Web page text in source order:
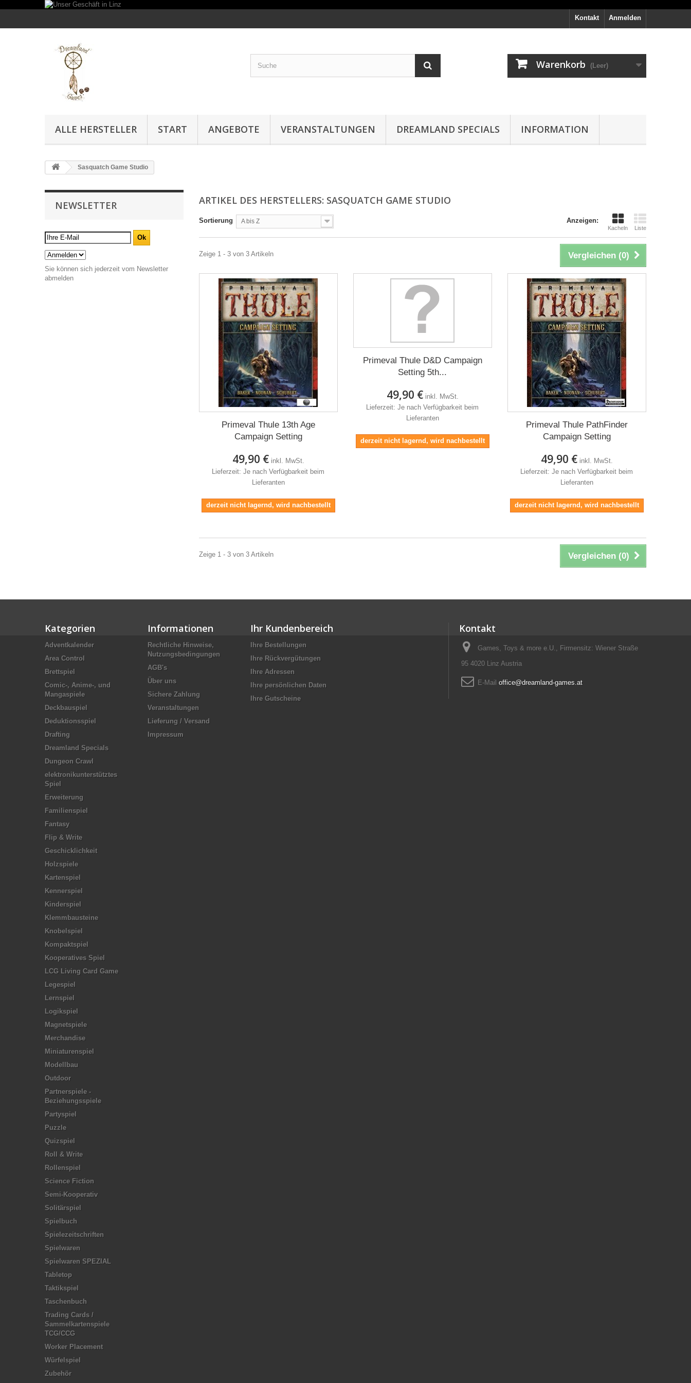
Anmelden
Kontakt
Warenkorb (Leer)
ALLE HERSTELLER START ANGEBOTE VERANSTALTUNGEN DREAMLAND SPECIALS INFORMATION
Sasquatch Game Studio
NEWSLETTER
Sie können sich jederzeit vom Newsletter
abmelden
ARTIKEL DES HERSTELLERS: SASQUATCH GAME STUDIO
Anzeigen:
Kacheln Liste
Sortierung A bis Z
Vergleichen (0)
Zeige 1 - 3 von 3 Artikeln
Primeval Thule 13th Age
Campaign Setting
49,90 € inkl. MwSt.
Lieferzeit: Je nach Verfügbarkeit beim
Lieferanten
derzeit nicht lagernd, wird nachbestellt
Primeval Thule D&D Campaign
Setting 5th...
49,90 € inkl. MwSt.
Lieferzeit: Je nach Verfügbarkeit beim
Lieferanten
derzeit nicht lagernd, wird nachbestellt
Primeval Thule PathFinder
Campaign Setting
49,90 € inkl. MwSt.
Lieferzeit: Je nach Verfügbarkeit beim
Lieferanten
derzeit nicht lagernd, wird nachbestellt
Vergleichen (0)
Zeige 1 - 3 von 3 Artikeln
Kategorien
Adventkalender
Area Control
Brettspiel
Comic-, Anime-, und
Mangaspiele
Deckbauspiel
Deduktionsspiel
Drafting
Dreamland Specials
Dungeon Crawl
elektronikunterstütztes
Spiel
Erweiterung
Familienspiel
Fantasy
Flip & Write
Geschicklichkeit
Holzspiele
Kartenspiel
Kennerspiel
Kinderspiel
Klemmbausteine
Knobelspiel
Kompaktspiel
Kooperatives Spiel
LCG Living Card Game
Legespiel
Lernspiel
Logikspiel
Magnetspiele
Merchandise
Miniaturenspiel
Modellbau
Outdoor
Partnerspiele -
Beziehungsspiele
Partyspiel
Puzzle
Quizspiel
Roll & Write
Rollenspiel
Science Fiction
Semi-Kooperativ
Solitärspiel
Spielbuch
Spielezeitschriften
Spielwaren
Spielwaren SPEZIAL
Tabletop
Taktikspiel
Taschenbuch
Trading Cards /
Sammelkartenspiele
TCG/CCG
Worker Placement
Würfelspiel
Zubehör
Informationen
Rechtliche Hinweise,
Nutzungsbedingungen
AGB's
Über uns
Sichere Zahlung
Veranstaltungen
Lieferung / Versand
Impressum
Ihr Kundenbereich
Ihre Bestellungen
Ihre Rückvergütungen
Ihre Adressen
Ihre persönlichen Daten
Ihre Gutscheine
Kontakt
Games, Toys & more e.U., Firmensitz: Wiener Straße
95 4020 Linz Austria
E-Mail office@dreamland-games.at